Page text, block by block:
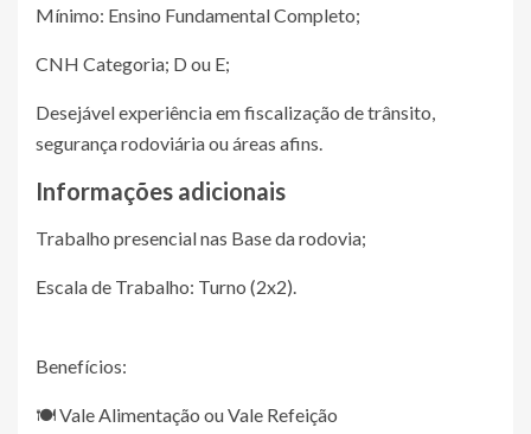
Mínimo: Ensino Fundamental Completo;
CNH Categoria; D ou E;
Desejável experiência em fiscalização de trânsito,
segurança rodoviária ou áreas afins.
Informações adicionais
Trabalho presencial nas Base da rodovia;
Escala de Trabalho: Turno (2x2).
Benefícios:
🍽️ Vale Alimentação ou Vale Refeição